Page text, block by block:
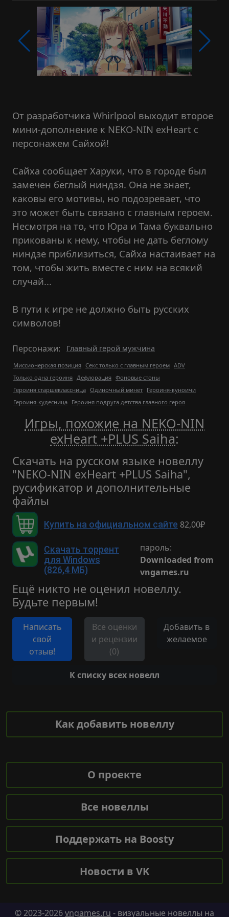
От разработчика Whirlpool выходит второе
мини-дополнение к NEKO-NIN exHeart с
персонажем Сайхой!
Сайха сообщает Харуки, что в городе был
замечен беглый ниндзя. Она не знает,
каковы его мотивы, но подозревает, что
это может быть связано с главным героем.
Несмотря на то, что Юра и Тама буквально
прикованы к нему, чтобы не дать беглому
ниндзе приблизиться, Сайха настаивает на
том, чтобы жить вместе с ним на всякий
случай...
В пути к игре не должно быть русских
символов!
Персонажи: Главный герой мужчина
Миссионерская позиция Секс только с главным героем ADV
Только одна героиня Дефлорация Фоновые стоны
Героиня старшеклассница Одиночный минет Героиня-куноичи
Героиня-кудесница Героиня подруга детства главного героя
Игры, похожие на NEKO-NIN
exHeart +PLUS Saiha:
Скачать на русском языке новеллу
"NEKO-NIN exHeart +PLUS Saiha",
русификатор и дополнительные
файлы
Купить на официальном сайте 82,00₽
Скачать торрент
для Windows
(826,4 МБ)
пароль:
Downloaded from
vngames.ru
Ещё никто не оценил новеллу.
Будьте первым!
Написать
свой
отзыв!
Все оценки
и рецензии
(0)
Добавить в
желаемое
К списку всех новелл
Как добавить новеллу
О проекте
Все новеллы
Поддержать на Boosty
Новости в VK
© 2023-2026vngames.ru - визуальные новеллы на